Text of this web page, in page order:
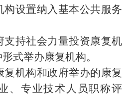
构设置纳入基本公共服务
支持社会力量投资康复机
式举办康复机构。
机构和政府举办的康复
、专业技术人员职称评